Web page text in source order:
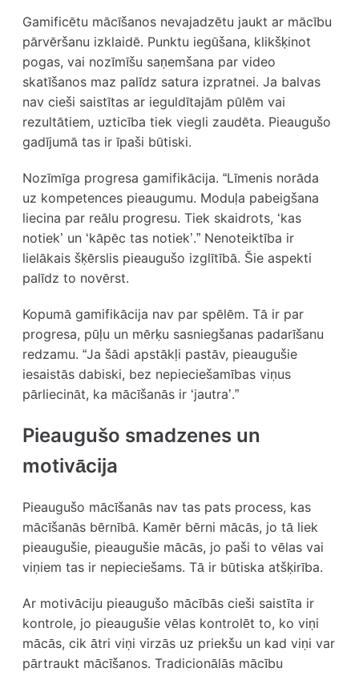
Gamificētu mācīšanos nevajadzētu jaukt ar mācību
pārvēršanu izklaidē. Punktu iegūšana, klikšķinot
pogas, vai nozīmīšu saņemšana par video
skatīšanos maz palīdz satura izpratnei. Ja balvas
nav cieši saistītas ar ieguldītajām pūlēm vai
rezultātiem, uzticība tiek viegli zaudēta. Pieaugušo
gadījumā tas ir īpaši būtiski.
Nozīmīga progresa gamifikācija. “Līmenis norāda
uz kompetences pieaugumu. Moduļa pabeigšana
liecina par reālu progresu. Tiek skaidrots, ‘kas
notiek’ un ‘kāpēc tas notiek’.” Nenoteiktība ir
lielākais šķērslis pieaugušo izglītībā. Šie aspekti
palīdz to novērst.
Kopumā gamifikācija nav par spēlēm. Tā ir par
progresa, pūļu un mērķu sasniegšanas padarīšanu
redzamu. “Ja šādi apstākļi pastāv, pieaugušie
iesaistās dabiski, bez nepieciešamības viņus
pārliecināt, ka mācīšanās ir ‘jautra’.”
Pieaugušo smadzenes un
motivācija
Pieaugušo mācīšanās nav tas pats process, kas
mācīšanās bērnībā. Kamēr bērni mācās, jo tā liek
pieaugušie, pieaugušie mācās, jo paši to vēlas vai
viņiem tas ir nepieciešams. Tā ir būtiska atšķirība.
Ar motivāciju pieaugušo mācībās cieši saistīta ir
kontrole, jo pieaugušie vēlas kontrolēt to, ko viņi
mācās, cik ātri viņi virzās uz priekšu un kad viņi var
pārtraukt mācīšanos. Tradicionālās mācību